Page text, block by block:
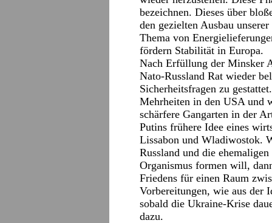
bezeichnen. Dieses über
den gezielten Ausbau
Thema von
fördern Stabilität in Europa.
Nach Erfüllung der Minsker
Nato-Russland Rat wieder
Sicherheitsfragen zu
Mehrheiten in den USA und
schärfere Gangarten in der
Putins frühere Idee eines
Lissabon und Wladiwostok.
Russland und die
Organismus formen will,
Friedens für einen Raum
Vorbereitungen, wie aus der
sobald die Ukraine-Krise
dazu.